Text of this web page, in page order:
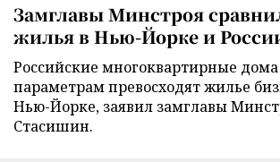
Замглавы Минстроя
жилья в Нью-Йорке и
Российские многоквартирные
параметрам превосходят жилье
Нью-Йорке, заявил замглавы
Стасишин.